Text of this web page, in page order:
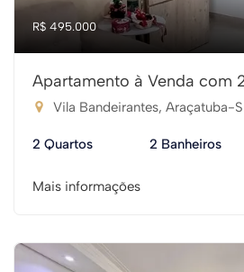
R$ 495.000
Apartamento à Venda com
Vila Bandeirantes, Araçatuba-
2 Quartos 2 Banheiros
Mais informações